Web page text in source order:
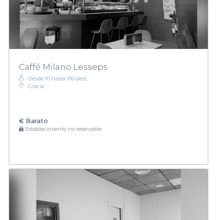
Caffé Milano Lesseps
Desde 10 hasta 100 pers.
Gràcia
€ Barato
Establecimiento no reservable